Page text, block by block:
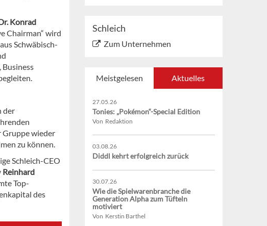
Konrad
Chairman“ wird
Schwäbisch-
der
Gruppe wieder
zu können.
Schleich-CEO
Reinhard
Top-
des
Schleich
Zum Unternehmen
Meistgelesen Aktuelles
27.05.26
Tonies: „Pokémon“-Special Edition
Von Redaktion
03.08.26
Diddl kehrt erfolgreich zurück
30.07.26
Wie die Spielwarenbranche die
Generation Alpha zum Tüfteln
motiviert
Von Kerstin Barthel